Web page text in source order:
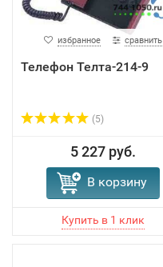
избранное сравнить
Телефон Телта-214-9
(5)
5 227 руб.
В корзину